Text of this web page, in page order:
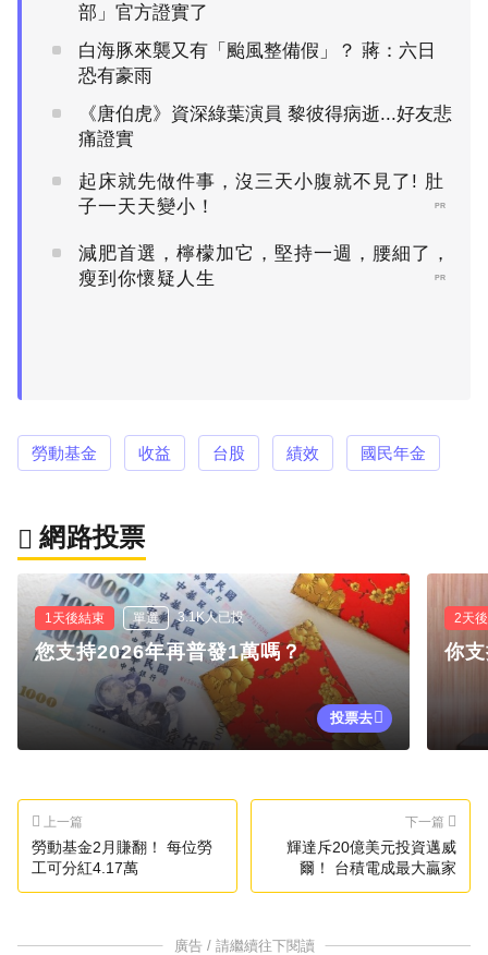
部」官方證實了
白海豚來襲又有「颱風整備假」？ 蔣：六日
恐有豪雨
《唐伯虎》資深綠葉演員 黎彼得病逝...好友悲
痛證實
起床就先做件事，沒三天小腹就不見了! 肚
子一天天變小！
PR
減肥首選，檸檬加它，堅持一週，腰細了，
瘦到你懷疑人生
PR
勞動基金 收益 台股 績效 國民年金
網路投票
1天後結束 單選 3.1K人已投
您支持2026年再普發1萬嗎？
投票去
2天
你
上一篇
勞動基金2月賺翻！ 每位勞
工可分紅4.17萬
下一篇
輝達斥20億美元投資邁威
爾！ 台積電成最大贏家
廣告 / 請繼續往下閱讀